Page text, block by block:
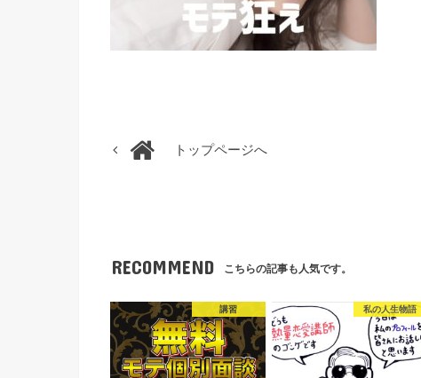
トップページへ
RECOMMEND こちらの記事も人気です。
講習 私の人生物語